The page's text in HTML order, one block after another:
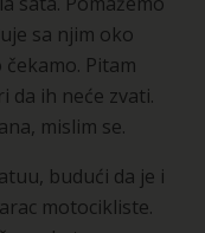
sa njim oko
Pitam
da ih neće zvati.
mislim se.
budući da je i
motocikliste.